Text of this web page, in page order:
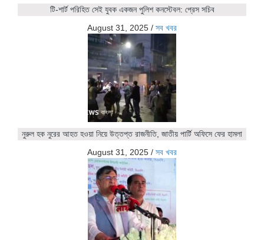
টি-শার্ট পরিহিত সেই যুবক একজন পুলিশ কনস্টেবল: প্রেস সচিব
August 31, 2025 / সব খবর
নুরুল হক নুরের আহত হওয়া নিয়ে উত্তপ্ত রাজনীতি, জাতীয় পার্টি অফিসে ফের হামলা
August 31, 2025 / সব খবর